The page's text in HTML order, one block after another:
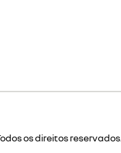
os direitos reservados.